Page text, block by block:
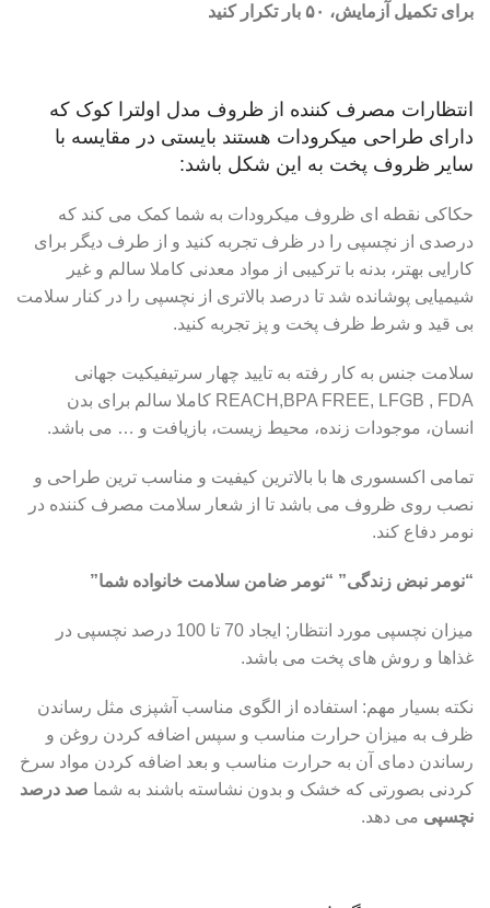
برای تکمیل آزمایش، ۵۰ بار تکرار کنید
انتظارات مصرف کننده از ظروف مدل اولترا کوک که
دارای طراحی میکرودات هستند بایستی در مقایسه با
سایر ظروف پخت به این شکل باشد:
حکاکی نقطه ای ظروف میکرودات به شما کمک می کند که
درصدی از نچسپی را در ظرف تجربه کنید و از طرف دیگر برای
کارایی بهتر، بدنه با ترکیبی از مواد معدنی کاملا سالم و غیر
شیمیایی پوشانده شد تا درصد بالاتری از نچسپی را در کنار سلامت
بی قید و شرط ظرف پخت و پز تجربه کنید.
سلامت جنس به کار رفته به تایید چهار سرتیفیکیت جهانی
REACH,BPA FREE, LFGB , FDA کاملا سالم برای بدن
انسان، موجودات زنده، محیط زیست، بازیافت و … می باشد.
تمامی اکسسوری ها با بالاترین کیفیت و مناسب ترین طراحی و
نصب روی ظروف می باشد تا از شعار سلامت مصرف کننده در
نومر دفاع کند.
“نومر نبض زندگی” “نومر ضامن سلامت خانواده شما”
میزان نچسپی مورد انتظار; ایجاد 70 تا 100 درصد نچسپی در
غذاها و روش های پخت می باشد.
نکته بسیار مهم: استفاده از الگوی مناسب آشپزی مثل رساندن
ظرف به میزان حرارت مناسب و سپس اضافه کردن روغن و
رساندن دمای آن به حرارت مناسب و بعد اضافه کردن مواد سرخ
کردنی بصورتی که خشک و بدون نشاسته باشند به شما صد درصد
نچسپی می دهد.